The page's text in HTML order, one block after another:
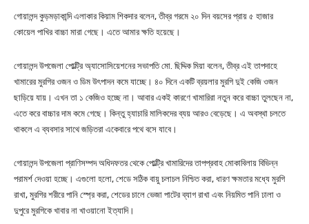
গোয়ালন্দ কুড়মড়াকান্দি এলাকার কিয়াম শিকদার বলেন, তীব্র গরমে ২০ দিন বয়সের প্রায় ৫ হাজার
কোয়েল পাখির বাচ্চা মারা গেছে। এতে আমার ক্ষতি হয়েছে।
গোয়ালন্দ উপজেলা পোল্ট্রি অ্যাসোসিয়েশনের সভাপতি মো. ছিদ্দিক মিয়া বলেন, তীব্র এই তাপদাহে
খামারের মুরগির ওজন ও ডিম উৎপাদন কমে যাচ্ছে। ৪০ দিনে একটি ব্রয়লার মুরগি দুই কেজি ওজন
ছাড়িয়ে যায়। এখন তা ১ কেজিও হচ্ছে না। আবার একই কারণে খামারিরা নতুন করে বাচ্চা তুলছেন না,
এতে করে বাচ্চার দাম কমে গেছে। কিন্তু হ্যাচারি মালিকদের ব্যয় আরও বেড়েছে। এ অবস্থা চলতে
থাকলে এ ব্যবসার সাথে জড়িতরা একেবারে পথে বসে যাবে।
গোয়ালন্দ উপজেলা প্রাণিসম্পদ অধিদফতর থেকে পোল্ট্রি খামারিদের তাপপ্রবাহ মোকাবিলায় বিভিন্ন
পরামর্শ দেওয়া হচ্ছে। এগুলো হলো, শেডে সঠিক বায়ু চলাচল নিশ্চিত করা, ধারণ ক্ষমতার মধ্যে মুরগি
রাখা, মুরগির শরীরে পানি স্প্রে করা, শেডের চালে ভেজা পাটের ব্যাগ রাখা এবং নিয়মিত পানি ঢালা ও
দুপুরে মুরগিকে খাবার না খাওয়ানো ইত্যাদি।